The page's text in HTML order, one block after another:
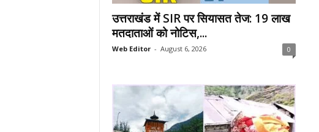
उत्तराखंड में SIR पर सियासत तेज: 19 लाख
मतदाताओं को नोटिस,...
Web Editor - August 6, 2026 0